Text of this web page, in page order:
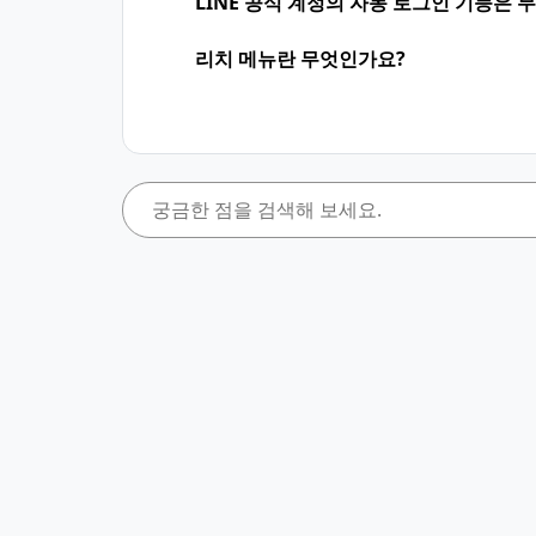
리치 메뉴란 무엇인가요?